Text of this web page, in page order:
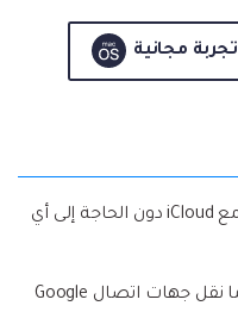
تجربة مجانية
يمكنك مزامنة جهات اتصال Google مع iCloud دون الحاجة إلى أي
كما هو موضح في المقالة ، يمكنك إما نقل جهات اتصال Google